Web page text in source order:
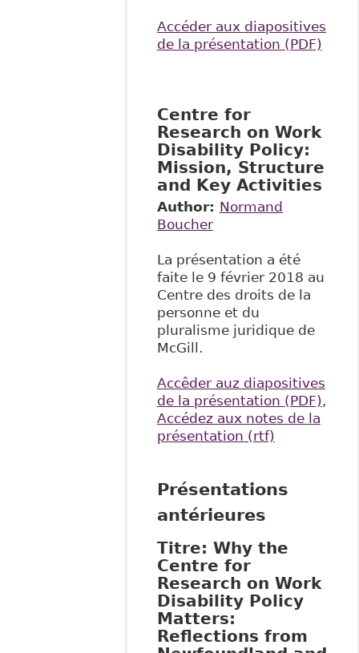
Accéder aux diapositives
de la présentation (PDF)
Centre for
Research on Work
Disability Policy:
Mission, Structure
and Key Activities
Author: Normand
Boucher
La présentation a été
faite le 9 février 2018 au
Centre des droits de la
personne et du
pluralisme juridique de
McGill.
Accêder auz diapositives
de la présentation (PDF),
Accédez aux notes de la
présentation (rtf)
Présentations
antérieures
Titre: Why the
Centre for
Research on Work
Disability Policy
Matters:
Reflections from